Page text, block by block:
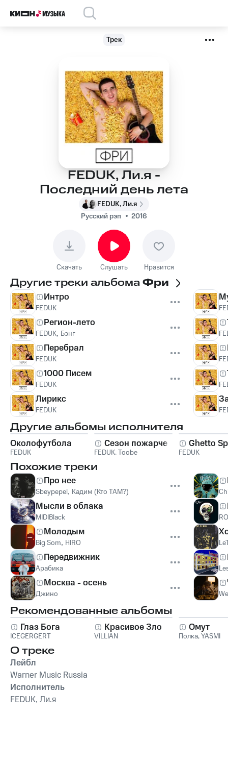
Трек
FEDUK, Ли.я -
Последний день лета
FEDUK, Ли.я
Русский рэп
2016
Скачать Слушать Нравится
Другие треки альбомаФри
Интро
FEDUK
Регион-лето
FEDUK, Бэнг
Перебрал
FEDUK
1000 Писем
FEDUK
Лирикс
FEDUK
Другие альбомы исполнителя
Околофутбола
FEDUK
Сезон пожарче
FEDUK,Toobe
Ghetto
FEDUK
Похожие треки
Про нее
Sbeypepel, Кадим (Кто ТАМ?)
Мысли в облака
MIDIBlack
Молодым
Big Som, HIRO
Передвижник
Арабика
Москва - осень
Джино
Рекомендованные альбомы
Глаз Бога
ICEGERGERT
Красивое Зло
VILLIAN
Омут
Полка,YASMI
О треке
Лейбл
Warner Music Russia
Исполнитель
FEDUK, Ли.я